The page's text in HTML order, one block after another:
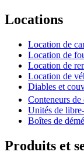
Locations
Location de
Location de
Location de
Location de
Diables et
Conteneurs de
Unités de
Boîtes de
Produits et